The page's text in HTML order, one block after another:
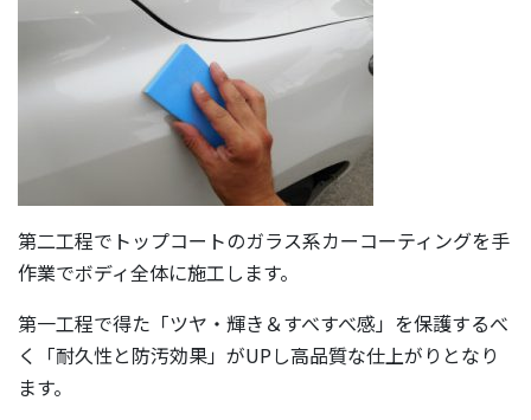
第二工程でトップコートのガラス系カーコーティングを手
作業でボディ全体に施工します。
第一工程で得た「ツヤ・輝き＆すべすべ感」を保護するべ
く「耐久性と防汚効果」がUPし高品質な仕上がりとなり
ます。